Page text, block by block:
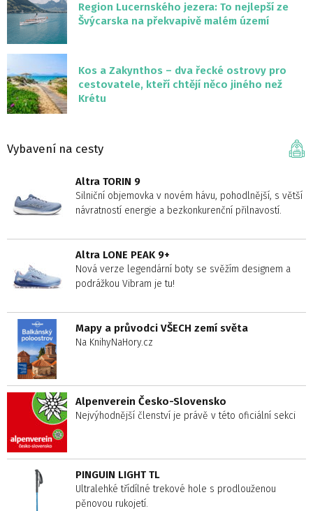
Region Lucernského jezera: To nejlepší ze
Švýcarska na překvapivě malém území
Kos a Zakynthos – dva řecké ostrovy pro
cestovatele, kteří chtějí něco jiného než
Krétu
Vybavení na cesty
Altra TORIN 9
Silniční objemovka v novém hávu, pohodlnější, s větší
návratností energie a bezkonkurenční přilnavostí.
Altra LONE PEAK 9+
Nová verze legendární boty se svěžím designem a
podrážkou Vibram je tu!
Mapy a průvodci VŠECH zemí světa
Na KnihyNaHory.cz
Alpenverein Česko-Slovensko
Nejvýhodnější členství je právě v této oficiální sekci
PINGUIN LIGHT TL
Ultralehké třídílné trekové hole s prodlouženou
pěnovou rukojetí.